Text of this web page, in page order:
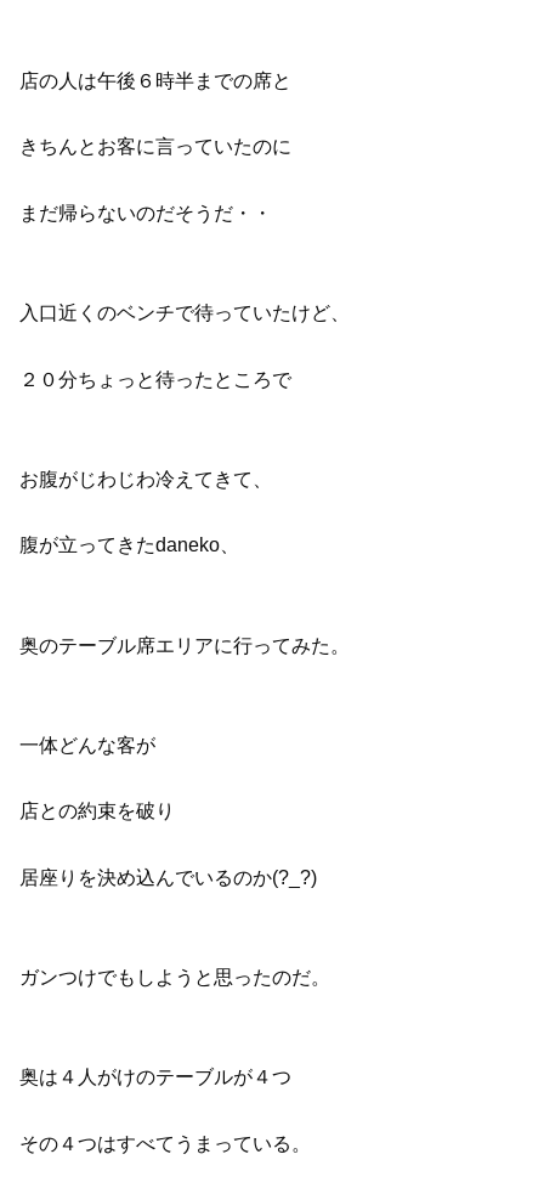
店の人は午後６時半までの席と
きちんとお客に言っていたのに
まだ帰らないのだそうだ・・
入口近くのベンチで待っていたけど、
２０分ちょっと待ったところで
お腹がじわじわ冷えてきて、
腹が立ってきたdaneko、
奥のテーブル席エリアに行ってみた。
一体どんな客が
店との約束を破り
居座りを決め込んでいるのか(?_?)
ガンつけでもしようと思ったのだ。
奥は４人がけのテーブルが４つ
その４つはすべてうまっている。